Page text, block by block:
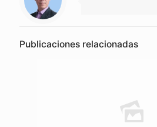
Publicaciones relacionadas